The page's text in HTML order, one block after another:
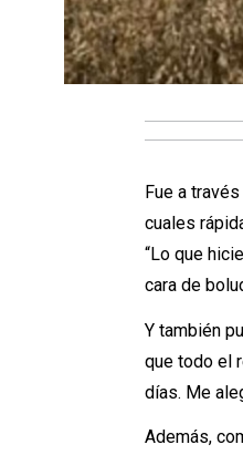
Fue a
cuales
“Lo que
cara de
Y también
que todo el
días. Me
Además,